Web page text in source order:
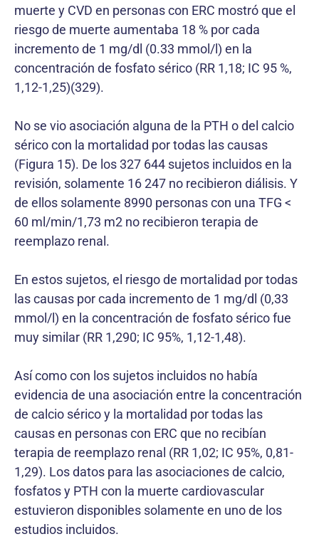
muerte y CVD en personas con ERC mostró que el
riesgo de muerte aumentaba 18 % por cada
incremento de 1 mg/dl (0.33 mmol/l) en la
concentración de fosfato sérico (RR 1,18; IC 95 %,
1,12-1,25)(329).
No se vio asociación alguna de la PTH o del calcio
sérico con la mortalidad por todas las causas
(Figura 15). De los 327 644 sujetos incluidos en la
revisión, solamente 16 247 no recibieron diálisis. Y
de ellos solamente 8990 personas con una TFG <
60 ml/min/1,73 m2 no recibieron terapia de
reemplazo renal.
En estos sujetos, el riesgo de mortalidad por todas
las causas por cada incremento de 1 mg/dl (0,33
mmol/l) en la concentración de fosfato sérico fue
muy similar (RR 1,290; IC 95%, 1,12-1,48).
Así como con los sujetos incluidos no había
evidencia de una asociación entre la concentración
de calcio sérico y la mortalidad por todas las
causas en personas con ERC que no recibían
terapia de reemplazo renal (RR 1,02; IC 95%, 0,81-
1,29). Los datos para las asociaciones de calcio,
fosfatos y PTH con la muerte cardiovascular
estuvieron disponibles solamente en uno de los
estudios incluidos.